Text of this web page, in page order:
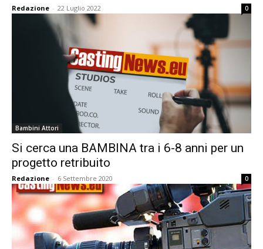
Redazione - 22 Luglio 2022 0
Bambini Attori
Si cerca una BAMBINA tra i 6-8 anni per un
progetto retribuito
Redazione - 6 Settembre 2020 0